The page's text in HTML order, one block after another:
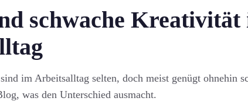
Kompetenz
und Compliance
Alle Formate →
schwache Kreativität
im Arbeitsalltag selten, doch meist genügt ohnehin
was den Unterschied ausmacht.